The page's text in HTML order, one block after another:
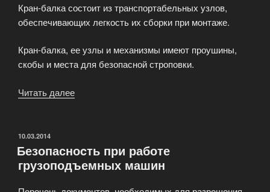
Кран-балка состоит из транспортабельных узлов,
обеспечивающих легкость их сборки при монтаже.
Кран-балка, ее узлы и механизмы имеют проушины,
скобы и места для безопасной строповки.
Читать далее
подвесные»
ОПУБЛИКОВАНО
10.03.2014
Безопасноcть при работе
грузоподъемных машин